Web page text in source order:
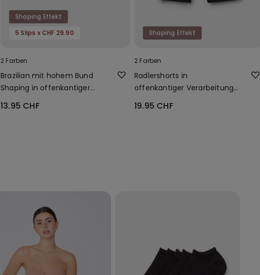
Shaping Effekt
5 Slips x CHF 29.90
2 Farben
Brazilian mit hohem Bund
Shaping in offenkantiger
13.95 CHF
Shaping Effekt
2 Farben
Radlershorts in
offenkantiger Verarbeitung
19.95 CHF